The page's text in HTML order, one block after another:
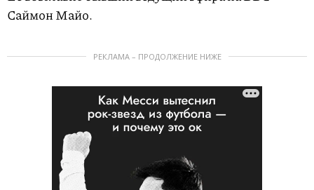
Саймон Майо.
РЕКЛАМА – ПРОДОЛЖЕНИЕ НИЖЕ